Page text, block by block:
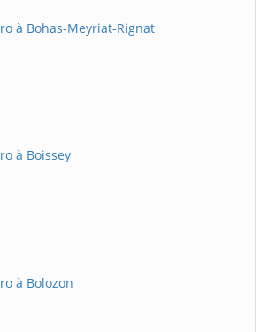
à Bohas-Meyriat-Rignat
à Boissey
à Bolozon